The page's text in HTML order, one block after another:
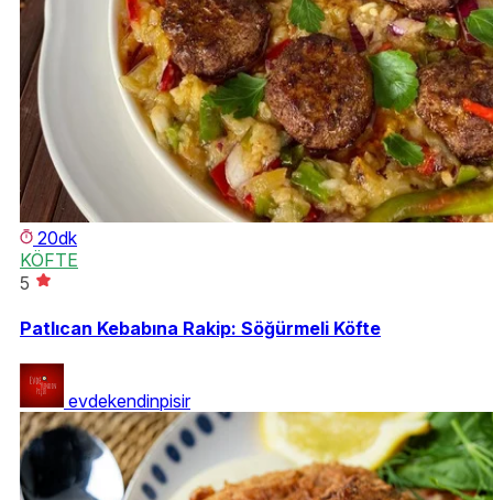
20dk
KÖFTE
5
Patlıcan Kebabına Rakip: Söğürmeli Köfte
evdekendinpisir